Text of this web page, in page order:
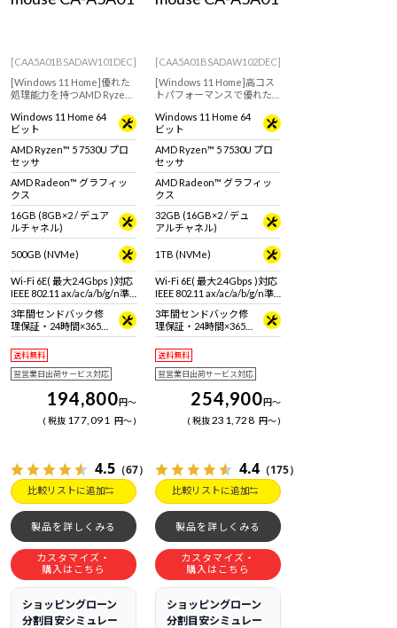
[CAA5A01BSADAW101DEC]
[Windows 11 Home]優れた
処理能力を持つAMD Ryzen
所を選ばないコンパクトデ
スクトップパソコン！
※ワイヤレス キーボード・
マウス付属
Windows 11 Home 64
ビット
AMD Ryzen™ 5 7530U プロ
セッサ
AMD Radeon™ グラフィッ
クス
16GB (8GB×2 / デュア
ルチャネル)
500GB (NVMe)
Wi-Fi 6E( 最大2.4Gbps )対応
IEEE 802.11 ax/ac/a/b/g/n準
拠 ＋ Bluetooth 5内蔵
3年間センドバック修
理保証・24時間×365
日電話サポート
送料無料
翌営業日出荷サービス対応
194,800円～
税抜 177,091 円～
4.5 （67）
比較リストに追加
製品を詳しくみる
カスタマイズ・
購入はこちら
ショッピングローン
分割目安シミュレー
[CAA5A01BSADAW102DEC]
[Windows 11 Home]高コス
トパフォーマンスで優れた
プロセッサー搭載コンパク
トデスクトップPC＜メモリ
＆ストレージ増量モデル＞
※ワイヤレス キーボード・
マウス付属
Windows 11 Home 64
ビット
AMD Ryzen™ 5 7530U プロ
セッサ
AMD Radeon™ グラフィッ
クス
32GB (16GB×2 / デュ
アルチャネル)
1TB (NVMe)
Wi-Fi 6E( 最大2.4Gbps )対応
IEEE 802.11 ax/ac/a/b/g/n準
拠 ＋ Bluetooth 5内蔵
3年間センドバック修
理保証・24時間×365
日電話サポート
送料無料
翌営業日出荷サービス対応
254,900円～
税抜231,728 円～
4.4 （175）
比較リストに追加
製品を詳しくみる
カスタマイズ・
購入はこちら
ショッピングローン
分割目安シミュレー